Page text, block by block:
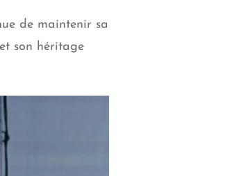
de maintenir sa
son héritage